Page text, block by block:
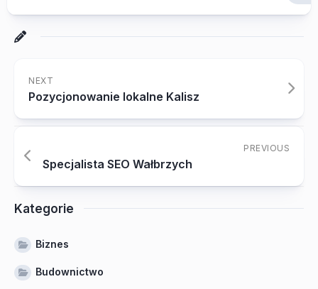
NEXT
Pozycjonowanie lokalne Kalisz
PREVIOUS
Specjalista SEO Wałbrzych
Kategorie
Biznes
Budownictwo